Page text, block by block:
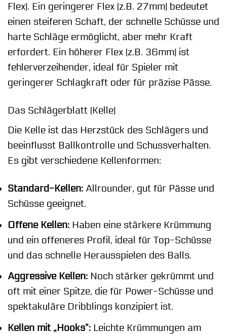
Flex). Ein geringerer Flex (z.B. 27mm) bedeutet
einen steiferen Schaft, der schnelle Schüsse und
harte Schläge ermöglicht, aber mehr Kraft
erfordert. Ein höherer Flex (z.B. 36mm) ist
fehlerverzeihender, ideal für Spieler mit
geringerer Schlagkraft oder für präzise Pässe.
Das Schlägerblatt (Kelle)
Die Kelle ist das Herzstück des Schlägers und
beeinflusst Ballkontrolle und Schussverhalten.
Es gibt verschiedene Kellenformen:
Standard-Kellen: Allrounder, gut für Pässe und
Schüsse geeignet.
Offene Kellen: Haben eine stärkere Krümmung
und ein offeneres Profil, ideal für Top-Schüsse
und das schnelle Herausspielen des Balls.
Aggressive Kellen: Noch stärker gekrümmt und
oft mit einer Spitze, die für Power-Schüsse und
spektakuläre Dribblings konzipiert ist.
Kellen mit „Hooks“: Leichte Krümmungen am